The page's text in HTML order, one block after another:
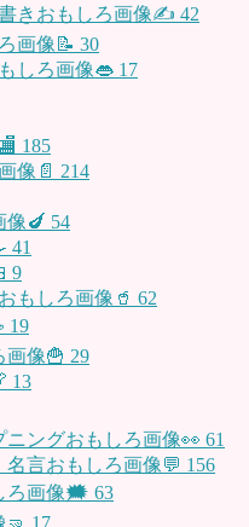
きおもしろ画像✍️ 42
画像📝 30
しろ画像👄 17
185
像📄 214
像🍆 54
41
9
もしろ画像🥤 62
19
画像🍟 29
13
ングおもしろ画像👀 61
言おもしろ画像💬 156
ろ画像🗯 63
17